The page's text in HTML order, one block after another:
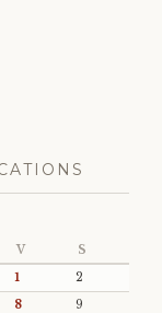
V S
1
2
8
9